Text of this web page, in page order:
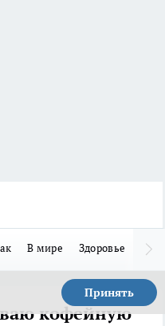
В мире Здоровье
Принять
кофейную